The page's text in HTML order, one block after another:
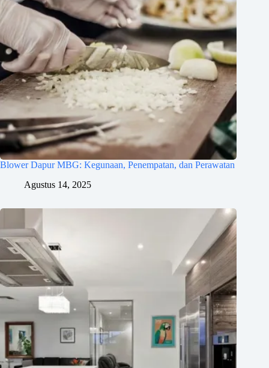
Blower Dapur MBG: Kegunaan, Penempatan, dan Perawatan
Agustus 14, 2025